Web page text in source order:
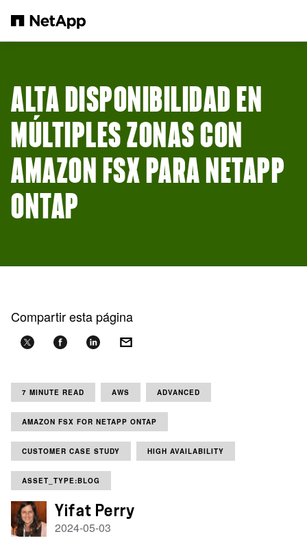
ALTA DISPONIBILIDAD EN
MÚLTIPLES ZONAS CON
AMAZON FSX PARA NETAPP
ONTAP
Compartir esta página
7 MINUTE READ AWS ADVANCED
AMAZON FSX FOR NETAPP ONTAP
CUSTOMER CASE STUDY HIGH AVAILABILITY
ASSET_TYPE:BLOG
Yifat Perry
2024-05-03